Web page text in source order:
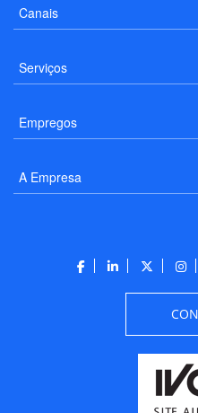
Canais
Serviços
Empregos
A Empresa